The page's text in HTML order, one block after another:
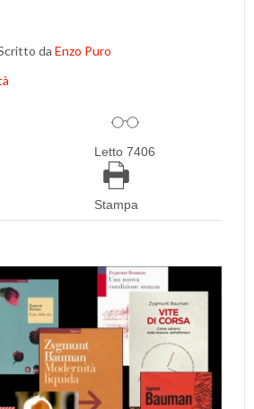
da Enzo Puro
Letto 7406
Stampa